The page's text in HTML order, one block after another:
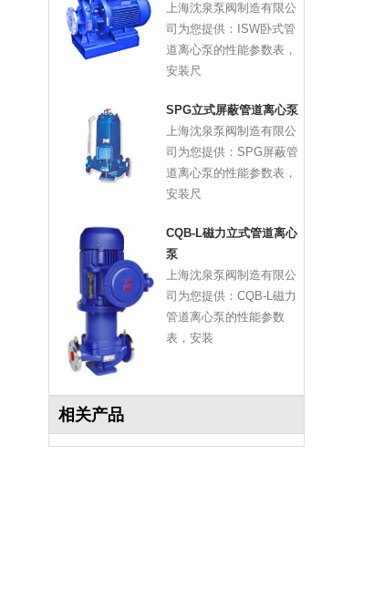
上海沈泉泵阀制造有限公
司为您提供：ISW卧式管
道离心泵的性能参数表，
安装尺
SPG立式屏蔽管道离心泵
上海沈泉泵阀制造有限公
司为您提供：SPG屏蔽管
道离心泵的性能参数表，
安装尺
CQB-L磁力立式管道离心
泵
上海沈泉泵阀制造有限公
司为您提供：CQB-L磁力
管道离心泵的性能参数
表，安装
相关产品